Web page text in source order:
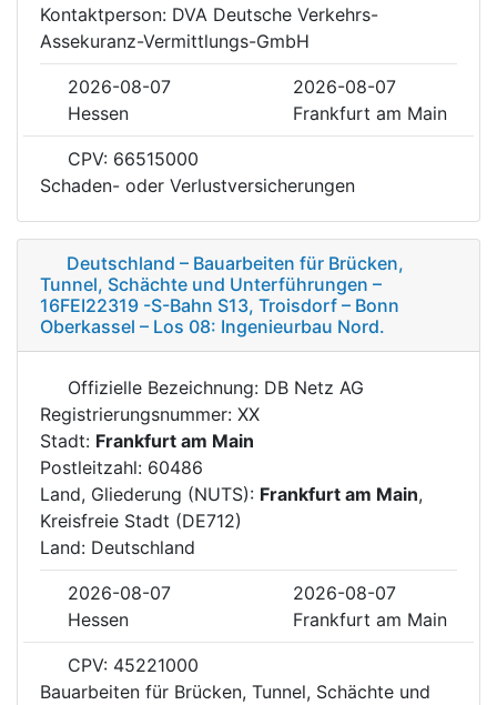
Kontaktperson: DVA Deutsche Verkehrs-
Assekuranz-Vermittlungs-GmbH
2026-08-07
2026-08-07
Hessen
Frankfurt am Main
CPV: 66515000
Schaden- oder Verlustversicherungen
Deutschland – Bauarbeiten für Brücken,
Tunnel, Schächte und Unterführungen –
16FEI22319 -S-Bahn S13, Troisdorf – Bonn
Oberkassel – Los 08: Ingenieurbau Nord.
Offizielle Bezeichnung: DB Netz AG
Registrierungsnummer: XX
Stadt: Frankfurt am Main
Postleitzahl: 60486
Land, Gliederung (NUTS): Frankfurt am Main,
Kreisfreie Stadt (DE712)
Land: Deutschland
2026-08-07
2026-08-07
Hessen
Frankfurt am Main
CPV: 45221000
Bauarbeiten für Brücken, Tunnel, Schächte und